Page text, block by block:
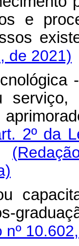
e
de 2021)
2º da